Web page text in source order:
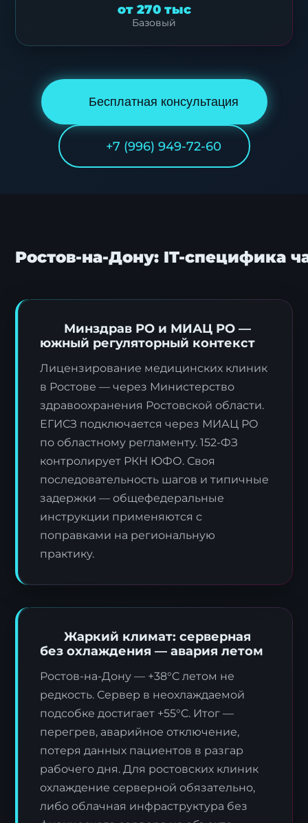
от 270 тыс
Базовый
Бесплатная консультация
+7 (996) 949-72-60
Ростов-на-Дону: IT-специфика
Минздрав РО и МИАЦ РО —
южный регуляторный контекст
Лицензирование медицинских клиник
в Ростове — через Министерство
здравоохранения Ростовской области.
ЕГИСЗ подключается через МИАЦ РО
по областному регламенту. 152-ФЗ
контролирует РКН ЮФО. Своя
последовательность шагов и типичные
задержки — общефедеральные
инструкции применяются с
поправками на региональную
практику.
Жаркий климат: серверная
без охлаждения — авария летом
Ростов-на-Дону — +38°C летом не
редкость. Сервер в неохлаждаемой
подсобке достигает +55°C. Итог —
перегрев, аварийное отключение,
потеря данных пациентов в разгар
рабочего дня. Для ростовских клиник
охлаждение серверной обязательно,
либо облачная инфраструктура без